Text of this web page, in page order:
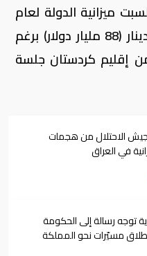
ميزانية الدولة لعام
2018 بقيمة 104 تريليونات دينار (88 مليار دولار) برغم
إقليم كردستان جلسة
الاحتلال من هجمات
في العراق
توجه رسالة إلى الحكومة
مسيّرات نحو المملكة